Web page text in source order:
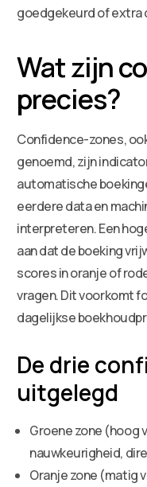
goedgekeurd of extra
Wat zijn
precies?
Confidence-zones,
genoemd, zijn
automatische
eerdere data en
interpreteren. Een
aan dat de boeking
scores in oranje of
vragen. Dit voorkomt
dagelijkse
De drie
uitgelegd
Groene zone (hoog
nauwkeurigheid,
Oranje zone (matig